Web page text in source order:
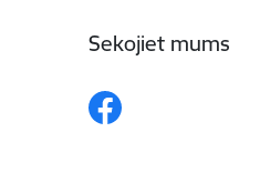
Sekojiet mums